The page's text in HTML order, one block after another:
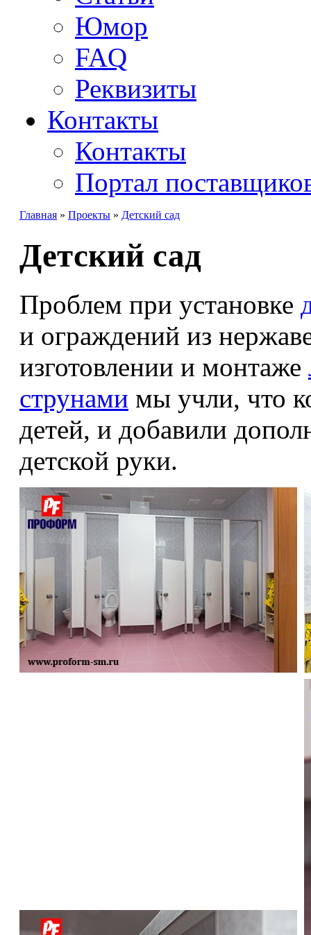
Юмор
FAQ
Реквизиты
Контакты
Контакты
Портал
Главная » Проекты » Детский сад
Детский сад
Проблем при установке
и ограждений из
изготовлении и монтаже
струнами мы учли, что
детей, и добавили
детской руки.